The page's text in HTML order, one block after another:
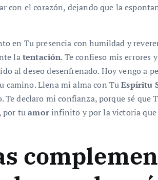
con el corazón, dejando que la
en Tu presencia con humildad y
latentación. Te confieso mis errores
al deseo desenfrenado. Hoy vengo a
camino. Llena mi alma con TuEspíritu
Te declaro mi confianza, porque sé que
por tuamorinfinito y por la victoria que